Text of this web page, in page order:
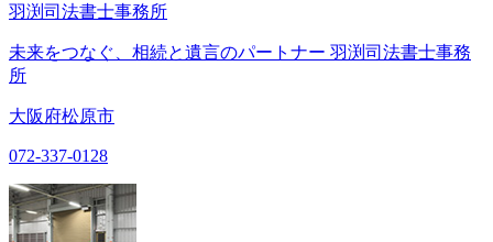
羽渕司法書士事務所
未来をつなぐ、相続と遺言のパートナー 羽渕司法書士事務
所
大阪府松原市
072-337-0128